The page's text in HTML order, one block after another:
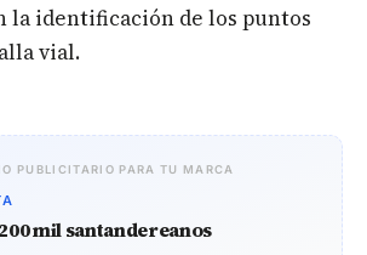
la identificación de los puntos
vial.
PUBLICITARIO PARA TU MARCA
mil santandereanos